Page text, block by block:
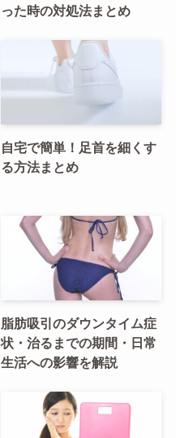
った時の対処法まとめ
自宅で簡単！足首を細くす
る方法まとめ
脂肪吸引のダウンタイム症
状・治るまでの期間・日常
生活への影響を解説